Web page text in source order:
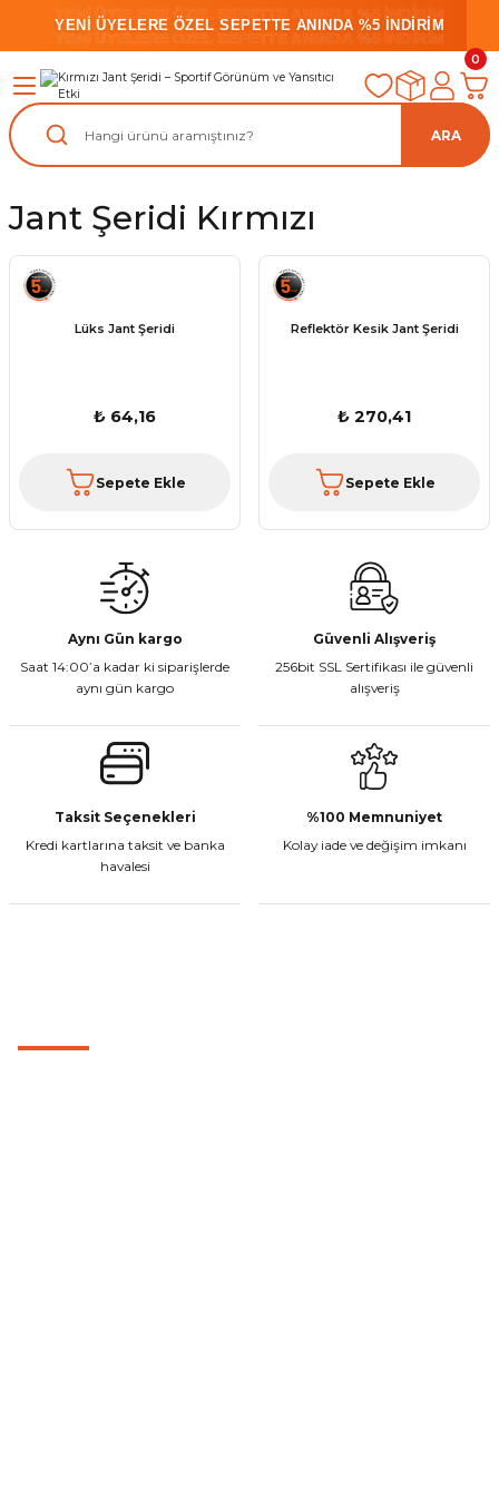
YENİ ÜYELERE ÖZEL SEPETTE ANINDA %5 İNDİRİM
YENİ ÜYELERE ÖZEL SEPETTE ANINDA %5 İNDİRİM
YENİ ÜYELERE ÖZEL SEPETTE ANINDA %5 İNDİRİM
ARA
0
Jant Şeridi Kırmızı
Lüks Jant Şeridi
₺ 64,16
Sepete Ekle
Reflektör Kesik Jant Şeridi
₺ 270,41
Sepete Ekle
Aynı Gün kargo
Saat 14:00’a kadar ki siparişlerde
aynı gün kargo
Güvenli Alışveriş
256bit SSL Sertifikası ile güvenli
alışveriş
Taksit Seçenekleri
Kredi kartlarına taksit ve banka
havalesi
%100 Memnuniyet
Kolay iade ve değişim imkanı